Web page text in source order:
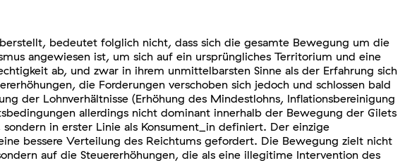
bedeutet folglich nicht, dass sich die gesamte Bewegung um die
angewiesen ist, um sich auf ein ursprüngliches Territorium und eine
ab, und zwar in ihrem unmittelbarsten Sinne als der Erfahrung sich
die Forderungen verschoben sich jedoch und schlossen bald
der Lohnverhältnisse (Erhöhung des Mindestlohns, Inflationsbereinigung
allerdings nicht dominant innerhalb der Bewegung der Gilets
in erster Linie als Konsument_in definiert. Der einzige
bessere Verteilung des Reichtums gefordert. Die Bewegung zielt nicht
auf die Steuererhöhungen, die als eine illegitime Intervention des